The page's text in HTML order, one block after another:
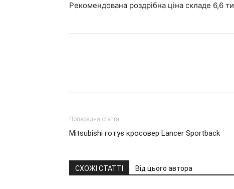
Рекомендована роздрібна ціна складе 6,6
Попередня стаття
Mitsubishi готує кросовер Lancer Sportback
СХОЖІ СТАТТІ Від цього автора